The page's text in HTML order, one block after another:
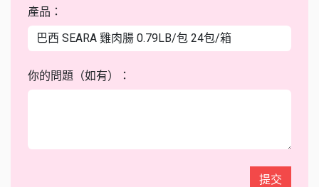
產品：
你的問題（如有）：
提交